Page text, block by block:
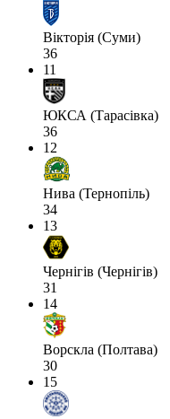
Вікторія (Суми)
36
11
ЮКСА (Тарасівка)
36
12
Нива (Тернопіль)
34
13
Чернігів (Чернігів)
31
14
Ворскла (Полтава)
30
15